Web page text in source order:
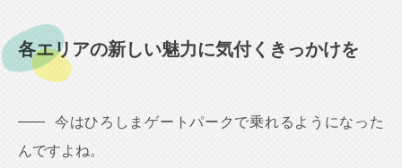
各エリアの新しい魅力に気付くきっかけを
今はひろしまゲートパークで乗れるようになった
んですよね。